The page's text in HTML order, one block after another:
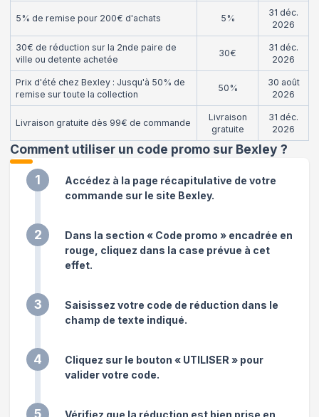
5% de remise pour 200€ d'achats 5%
31 déc.
2026
30€ de réduction sur la 2nde paire de
ville ou detente achetée
30€
31 déc.
2026
Prix d'été chez Bexley : Jusqu'à 50% de
remise sur toute la collection
50%
30 août
2026
Livraison gratuite dès 99€ de commande
Livraison
gratuite
31 déc.
2026
Comment utiliser un code promo sur Bexley ?
1
Accédez à la page récapitulative de votre
commande sur le site Bexley.
2
Dans la section « Code promo » encadrée en
rouge, cliquez dans la case prévue à cet
effet.
3
Saisissez votre code de réduction dans le
champ de texte indiqué.
4
Cliquez sur le bouton « UTILISER » pour
valider votre code.
5
Vérifiez que la réduction est bien prise en